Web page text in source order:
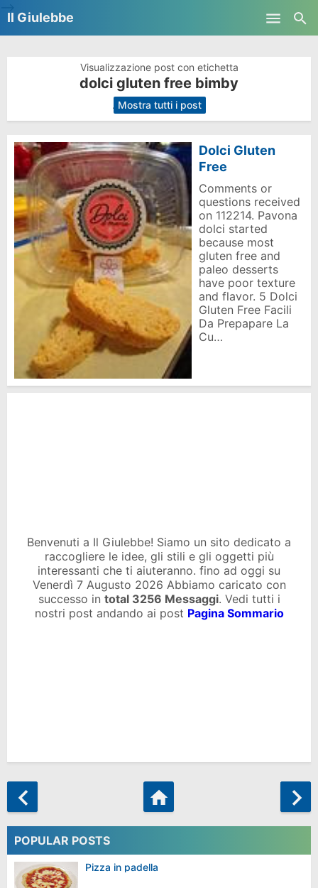
Il Giulebbe
Visualizzazione post con etichetta
dolci gluten free bimby
. Mostra tutti i post
Dolci Gluten
Free
Comments or
questions received
on 112214. Pavona
dolci started
because most
gluten free and
paleo desserts
have poor texture
and flavor. 5 Dolci
Gluten Free Facili
Da Prepapare La
Cu…
Benvenuti a Il Giulebbe! Siamo un sito dedicato a
raccogliere le idee, gli stili e gli oggetti più
interessanti che ti aiuteranno. fino ad oggi su
Venerdì 7 Augusto 2026 Abbiamo caricato con
successo in total 3256 Messaggi. Vedi tutti i
nostri post andando ai post Pagina Sommario
POPULAR POSTS
Pizza in padella